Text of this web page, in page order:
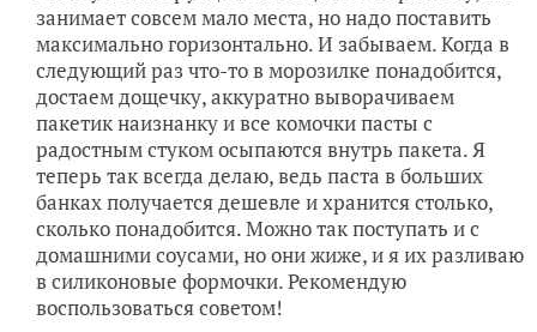
занимает совсем мало места, но надо поставить
максимально горизонтально. И забываем. Когда в
следующий раз что-то в морозилке понадобится,
достаем дощечку, аккуратно выворачиваем
пакетик наизнанку и все комочки пасты с
радостным стуком осыпаются внутрь пакета. Я
теперь так всегда делаю, ведь паста в больших
банках получается дешевле и хранится столько,
сколько понадобится. Можно так поступать и с
домашними соусами, но они жиже, и я их разливаю
в силиконовые формочки. Рекомендую
воспользоваться советом!